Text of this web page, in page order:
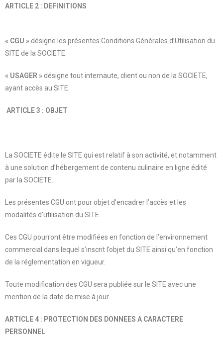
ARTICLE 2 : DEFINITIONS
« CGU » désigne les présentes Conditions Générales d’Utilisation du
SITE de la SOCIETE.
« USAGER » désigne tout internaute, client ou non de la SOCIETE,
ayant accès au SITE.
ARTICLE 3 : OBJET
La SOCIETE édite le SITE qui est relatif à son activité, et notamment
à une solution d’hébergement de contenu culinaire en ligne édité
par la SOCIETE.
Les présentes CGU ont pour objet d’encadrer l’accès et les
modalités d’utilisation du SITE.
Ces CGU pourront être modifiées en fonction de l’environnement
commercial dans lequel s’inscrit l’objet du SITE ainsi qu’en fonction
de la réglementation en vigueur.
Toute modification des CGU sera publiée sur le SITE avec une
mention de la date de mise à jour.
ARTICLE 4 : PROTECTION DES DONNEES A CARACTERE
PERSONNEL